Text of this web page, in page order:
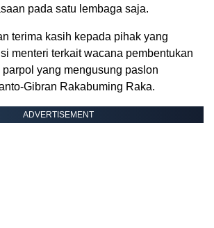
pada satu lembaga saja.
terima kasih kepada pihak yang
menteri terkait wacana pembentukan
yang mengusung paslon
Gibran Rakabuming Raka.
ADVERTISEMENT